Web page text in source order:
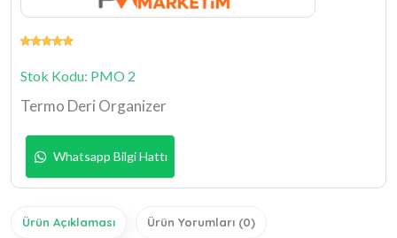
Stok Kodu: PMO 2
Termo Deri Organizer
Whatsapp Bilgi Hattı
Ürün Açıklaması Ürün Yorumları (0)